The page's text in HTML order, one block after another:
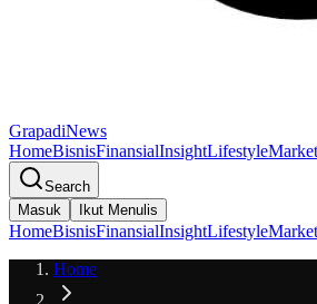
GrapadiNews
HomeBisnisFinansialInsightLifestyleMarket
Search
Masuk
Ikut Menulis
HomeBisnisFinansialInsightLifestyleMarket
Home